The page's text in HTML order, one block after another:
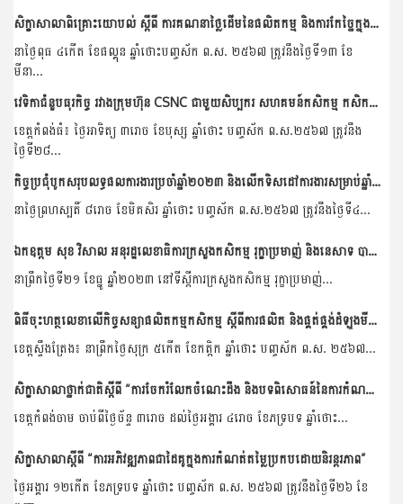
សិក្ខាសាលាពិគ្រោះយោបល់ ស្តីពី ការគណនាថ្លៃដើមនៃផលិតកម្ម និងការកែច្នៃក្នុងខ្សែច្រវាក់តម្លៃគ្រាប់ស្វាយចន្ទី
នាថ្ងៃពុធ ៤កើត ខែផល្គុន ឆ្នាំថោះបញ្ចស័ក ព.ស. ២៥៦៧ ត្រូវនឹងថ្ងៃទី១៣ ខែ
មីនា...
វេទិកាជំនួបធុរកិច្ច រវាងក្រុមហ៊ុន CSNC ជាមួយសិប្បករ សហគមន៍កសិកម្ម កសិករស្វាយចន្ទី និងពិធីចុះអនុស្សរណៈ
ខេត្តកំពង់ធំ៖ ថ្ងៃអាទិត្យ ៣រោច ខែបុស្ស ឆ្នាំថោះ បញ្ចស័ក ព.ស.២៥៦៧ ត្រូវនឹង
ថ្ងៃទី២៨...
កិច្ចប្រជុំបូកសរុបលទ្ធផលការងារប្រចាំឆ្នាំ២០២៣ និងលើកទិសដៅការងារសម្រាប់ឆ្នាំ២០២៤ របស់នាយកដ្ឋានកសិ-ឧស្សាហកម្ម
នាថ្ងៃព្រហស្បតិ៍ ៨រោច ខែមិគសិរ ឆ្នាំថោះ បញ្ចស័ក ព.ស.២៥៦៧ ត្រូវនឹងថ្ងៃទី៤...
ឯកឧត្តម សុខ វិសាល អនុរដ្ឋលេខាធិការក្រសួងកសិកម្ម រុក្ខាប្រមាញ់ និងនេសាទ បានដឹកនាំកិច្ចប្រជុំពិភាក្សាការងារជាមួយគណៈប្រតិភូកូរ៉េ ដែលអញ្ជើញមកពីសមាគមអភិវឌ្ឍធនធានកសិកម្មកូរ៉េ...
នាព្រឹកថ្ងៃទី២១ ខែធ្នូ ឆ្នាំ២០២៣ នៅទីស្តីការក្រសួងកសិកម្ម រុក្ខាប្រមាញ់...
ពិធីចុះហត្ថលេខាលើកិច្ចសន្យាផលិតកម្មកសិកម្ម ស្តីពីការផលិត និងផ្គត់ផ្គង់ដំឡូងមីស្រស់រវាងសហគមន៍កសិកម្មចំការលើសាមគ្គីអភិវឌ្ឍន៍ និងដេប៉ូ លាង ប៊ុនហ៊ាង
ខេត្តស្ទឹងត្រែង៖ នាព្រឹកថ្ងៃសុក្រ ៥កើត ខែកត្តិក ឆ្នាំថោះ បញ្ចស័ក ព.ស. ២៥៦៧...
សិក្ខាសាលាថ្នាក់ជាតិស្ដីពី “ការចែករំលែកចំណេះដឹង និងបទពិសោធន៍នៃការកំណត់អត្តសញ្ញាណគម្រោងក្នុងតំបន់មេគង្គ”
ខេត្តកំពង់ចាម ចាប់ពីថ្ងៃច័ន្ទ ៣រោច ដល់ថ្ងៃអង្គារ ៤រោច ខែភទ្របទ ឆ្នាំថោះ...
សិក្ខាសាលាស្តីពី “ការអភិវឌ្ឍភាពជាដៃគូក្នុងការកំណត់តម្លៃប្រកបដោយនិរន្តរភាព”
ថ្ងៃអង្គារ ១២កើត ខែភទ្របទ ឆ្នាំថោះ បញ្ចស័ក ព.ស. ២៥៦៧ ត្រូវនឹងថ្ងៃទី២៦ ខែ